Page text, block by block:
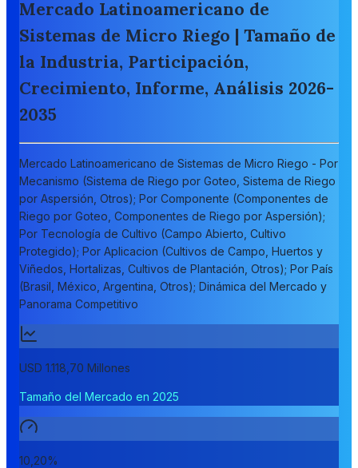
Mercado Latinoamericano de
Sistemas de Micro Riego | Tamaño de
la Industria, Participación,
Crecimiento, Informe, Análisis 2026-
2035
Mercado Latinoamericano de Sistemas de Micro Riego - Por
Mecanismo (Sistema de Riego por Goteo, Sistema de Riego
por Aspersión, Otros); Por Componente (Componentes de
Riego por Goteo, Componentes de Riego por Aspersión);
Por Tecnología de Cultivo (Campo Abierto, Cultivo
Protegido); Por Aplicacion (Cultivos de Campo, Huertos y
Viñedos, Hortalizas, Cultivos de Plantación, Otros); Por País
(Brasil, México, Argentina, Otros); Dinámica del Mercado y
Panorama Competitivo
USD 1.118,70 Millones
Tamaño del Mercado en 2025
10,20%